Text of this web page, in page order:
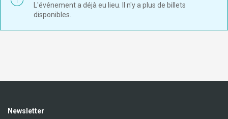
L'événement a déjà eu lieu. Il n'y a plus de billets
disponibles.
Newsletter